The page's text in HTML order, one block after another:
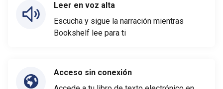
Leer en voz alta
Escucha y sigue la narración mientras
Bookshelf lee para ti
Acceso sin conexión